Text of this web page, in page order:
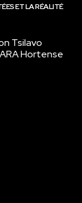
ET LA RÉALITÉ
Tsilavo
Hortense